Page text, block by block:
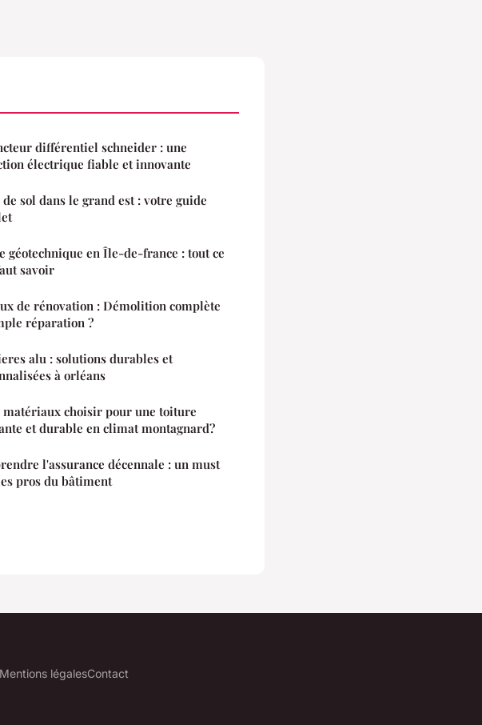
différentiel schneider : une
électrique fiable et innovante
sol dans le grand est : votre guide
géotechnique en Île-de-france : tout ce
savoir
de rénovation : Démolition complète
réparation ?
alu : solutions durables et
à orléans
matériaux choisir pour une toiture
et durable en climat montagnard?
l'assurance décennale : un must
pros du bâtiment
Mentions légalesContact